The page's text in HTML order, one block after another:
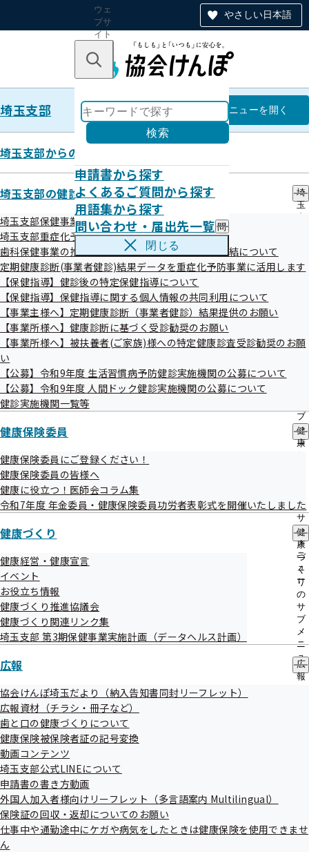
やさしい日本語
ウェ
ブサ
イト
のナ
ン
キーワードで探す
検索
申請書から探す
よくあるご質問から探す
用語集から探す
問い合わせ・届出先一覧 問
い
わ
届
出
先
一
覧
サ
ブ
ニ
閉じる
埼玉支部 埼玉支部
メニューを開く
埼玉支部からのお知らせ
埼玉支部の健診・保健指導のご案内
埼
玉
診
の
ブ
メ
ニ
ュ
埼玉支部保健事業の外部委託について
埼玉支部重症化予防事業について
歯科保健事業の推進に向けた研究に関する覚書の締結について
定期健康診断(事業者健診)結果データを重症化予防事業に活用します
【保健指導】健診後の特定保健指導について
【保健指導】保健指導に関する個人情報の共同利用について
【事業主様へ】定期健康診断（事業者健診）結果提供のお願い
【事業所様へ】健康診断に基づく受診勧奨のお願い
【事業所様へ】被扶養者(ご家族)様への特定健康診査受診勧奨のお願
い
【公募】令和9年度 生活習慣病予防健診実施機関の公募について
【公募】令和9年度 人間ドック健診実施機関の公募について
健診実施機関一覧等
健康保険委員
健
康
の
サ
ブ
メ
ニ
ュ
ー
健康保険委員にご登録ください！
健康保険委員の皆様へ
健康に役立つ！医師会コラム集
令和7年度 年金委員・健康保険委員功労者表彰式を開催いたしました
健康づくり
健
康
づ
く
り
の
サ
ブ
メ
ニ
ュ
ー
健康経営・健康宣言
イベント
お役立ち情報
健康づくり推進協議会
健康づくり関連リンク集
埼玉支部 第3期保健事業実施計画（データヘルス計画）
広報
広
報
協会けんぽ埼玉だより（納入告知書同封リーフレット）
広報資材（チラシ・冊子など）
歯と口の健康づくりについて
健康保険被保険者証の記号変換
動画コンテンツ
埼玉支部公式LINEについて
申請書の書き方動画
外国人加入者様向けリーフレット（多言語案内 Multilingual）
保険証の回収・返却についてのお願い
仕事中や通勤途中にケガや病気をしたときは健康保険を使用できませ
ん
彩メール・バックナンバー
Vol.173(2025.12.10)
令和08年01月15日
2025.12.10配信
■━━━━━━━━━━━━━━━━━━━━━━━━━━━━━━
━━━━━━━━━━■
協会けんぽ 埼玉支部 彩メール　≪Vol.173≫
■━━━━━━━━━━━━━━━━━━━━━━━━━━━━━━
━━━━━━━━━━■
みなさま、こんにちは。
今年も残り１か月を切りました。冬の澄んだ空気が心地よい一方で、
空気の乾燥や寒さが厳しい日が続き、流行りの感染症にかかりやすい
時期です。
体調に気を付けて、2025年のよい締めくくりを迎えましょう！
▼政府広報オンライン「インフルエンザの感染を防ぐポイント『手洗
い』『マスク着用』『咳（せき）エチケット』」
https://www.gov-online.go.jp/article/200909/entry-8422.html
☆★☆突然ですが、クイズです！★☆★
Ｑ. 「すぐに病院に行った方がよいか」や「救急車を呼ぶべきか」を
悩んだり、ためらう時に、看護師等の専門家に電話で相談できる埼玉
県救急電話相談の番号は次のうちどれでしょう。
① #7119　② #8000　③ #5919
救急電話相談では、看護師・トレーニングを受けた相談員が電話口で
症状などを聞き取り、「緊急性のある症状か」や「すぐに病院を受診
する必要性はあるか」等を判断します。
相談内容から緊急性が高いと判断された場合は、迅速な緊急出動につ
なぎ、緊急性が高くないと判断された場合は、受診可能な医療機関や
受診のタイミングについてアドバイスを受けられます。
もしもの時は、ぜひご活用ください！
クイズの答えはメールマガジンの最後にあります！